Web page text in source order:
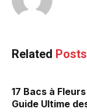
Related Posts
17 Bacs à
Guide Ultime